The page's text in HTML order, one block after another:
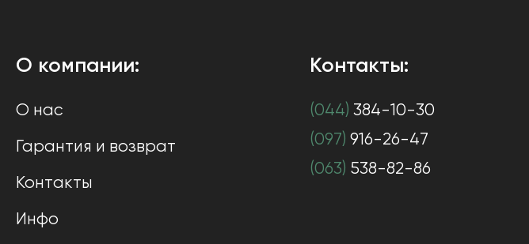
О компании:
О нас
Гарантия и возврат
Контакты
Инфо
Контакты:
(044) 384-10-30
(097) 916-26-47
(063) 538-82-86